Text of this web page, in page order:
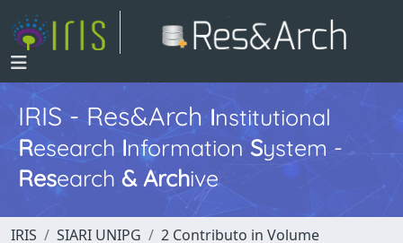
IRIS - Res&ArchInstitutional
Research InformationSystem -
Research & Archive
IRIS SIARI UNIPG
2 Contributo in Volume